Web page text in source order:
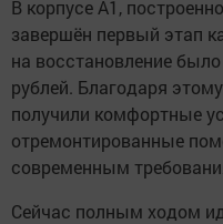
В корпусе А1,
завершён первый этап
на восстановление
рублей. Благодаря
получили комфортные
отремонтированные
современным
Сейчас полным ходом